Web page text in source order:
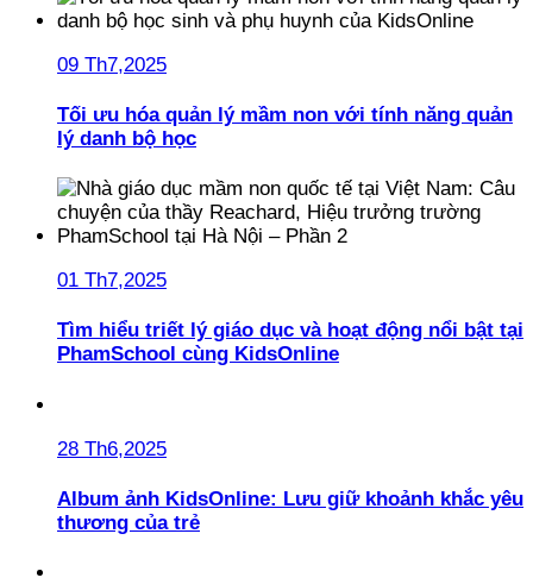
09 Th7,2025
Tối ưu hóa quản lý mầm non với tính năng quản
lý danh bộ học
01 Th7,2025
Tìm hiểu triết lý giáo dục và hoạt động nổi bật tại
PhamSchool cùng KidsOnline
28 Th6,2025
Album ảnh KidsOnline: Lưu giữ khoảnh khắc yêu
thương của trẻ